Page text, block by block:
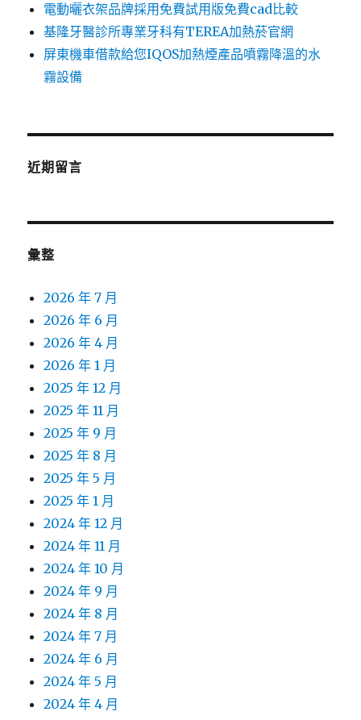
電動曬衣架品牌採用免費試用版免費cad比較
基隆牙醫診所專業牙科有TEREA加熱菸官網
屏東機車借款給您IQOS加熱煙產品噴霧降溫的水
霧設備
近期留言
彙整
2026 年 7 月
2026 年 6 月
2026 年 4 月
2026 年 1 月
2025 年 12 月
2025 年 11 月
2025 年 9 月
2025 年 8 月
2025 年 5 月
2025 年 1 月
2024 年 12 月
2024 年 11 月
2024 年 10 月
2024 年 9 月
2024 年 8 月
2024 年 7 月
2024 年 6 月
2024 年 5 月
2024 年 4 月